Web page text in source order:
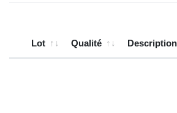
Lot Qualité Description